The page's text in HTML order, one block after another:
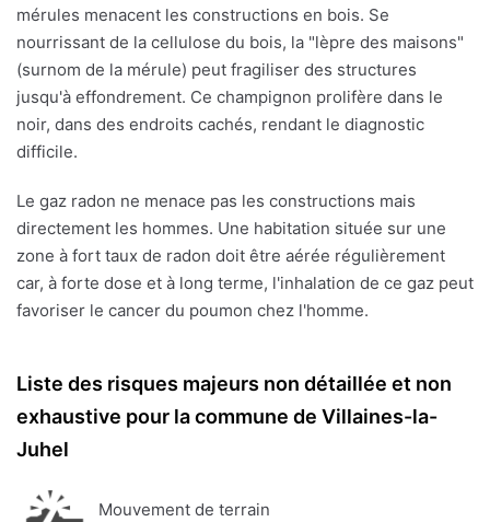
mérules menacent les constructions en bois. Se
nourrissant de la cellulose du bois, la "lèpre des maisons"
(surnom de la mérule) peut fragiliser des structures
jusqu'à effondrement. Ce champignon prolifère dans le
noir, dans des endroits cachés, rendant le diagnostic
difficile.
Le gaz radon ne menace pas les constructions mais
directement les hommes. Une habitation située sur une
zone à fort taux de radon doit être aérée régulièrement
car, à forte dose et à long terme, l'inhalation de ce gaz peut
favoriser le cancer du poumon chez l'homme.
Liste des risques majeurs non détaillée et non
exhaustive pour la commune de Villaines-la-
Juhel
Mouvement de terrain